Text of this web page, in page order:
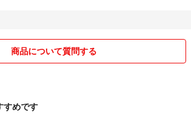
や、発送間違い等のこちらのミスによる返品交換
すと幸いです。
、受け取り評価後の返品交換作業は出来かねま
かったり、発送が少々遅れてしまう場合がござい
商品について質問する
すめです